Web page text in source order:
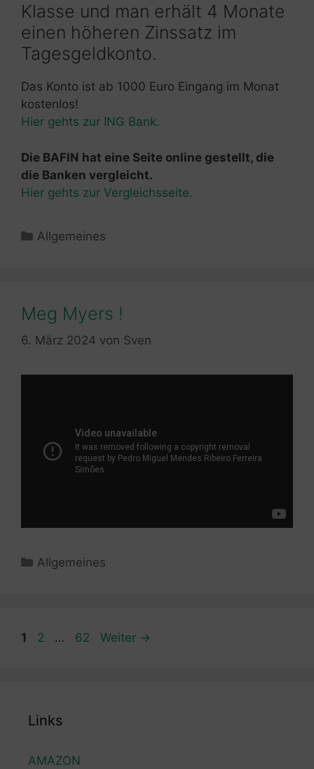
Klasse und man erhält 4 Monate
einen höheren Zinssatz im
Tagesgeldkonto.
Das Konto ist ab 1000 Euro Eingang im Monat
kostenlos!
Hier gehts zur ING Bank.
Die BAFIN hat eine Seite online gestellt, die
die Banken vergleicht.
Hier gehts zur Vergleichsseite.
Kategorien
Allgemeines
Meg Myers !
6. März 2024 von Sven
Kategorien
Allgemeines
Seite
1 Seite
2 … Seite
62 Weiter →
Links
AMAZON